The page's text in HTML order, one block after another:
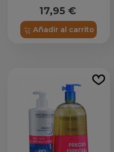
17,95 €
Añadir al carrito